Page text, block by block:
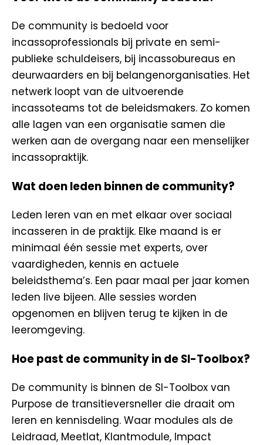
De community is bedoeld voor
incassoprofessionals bij private en semi-
publieke schuldeisers, bij incassobureaus en
deurwaarders en bij belangenorganisaties. Het
netwerk loopt van de uitvoerende
incassoteams tot de beleidsmakers. Zo komen
alle lagen van een organisatie samen die
werken aan de overgang naar een menselijker
incassopraktijk.
Wat doen leden binnen de community?
Leden leren van en met elkaar over sociaal
incasseren in de praktijk. Elke maand is er
minimaal één sessie met experts, over
vaardigheden, kennis en actuele
beleidsthema’s. Een paar maal per jaar komen
leden live bijeen. Alle sessies worden
opgenomen en blijven terug te kijken in de
leeromgeving.
Hoe past de community in de SI-Toolbox?
De community is binnen de SI-Toolbox van
Purpose de transitieversneller die draait om
leren en kennisdeling. Waar modules als de
Leidraad, Meetlat, Klantmodule, Impact